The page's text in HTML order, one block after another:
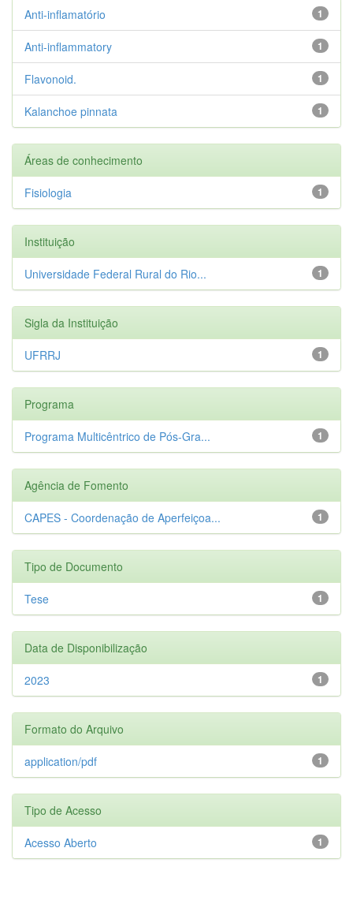
1
Anti-inflamatório
1
Anti-inflammatory
1
Flavonoid.
1
Kalanchoe pinnata
Áreas de conhecimento
1
Fisiologia
Instituição
1
Universidade Federal Rural do Rio...
Sigla da Instituição
1
UFRRJ
Programa
1
Programa Multicêntrico de Pós-Gra...
Agência de Fomento
1
CAPES - Coordenação de Aperfeiçoa...
Tipo de Documento
1
Tese
Data de Disponibilização
1
2023
Formato do Arquivo
1
application/pdf
Tipo de Acesso
1
Acesso Aberto